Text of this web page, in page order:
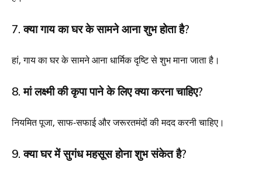
7. क्या गाय का घर के सामने आना शुभ होता है?
हां, गाय का घर के सामने आना धार्मिक दृष्टि से शुभ माना जाता है।
8. मां लक्ष्मी की कृपा पाने के लिए क्या करना चाहिए?
नियमित पूजा, साफ-सफाई और जरूरतमंदों की मदद करनी चाहिए।
9. क्या घर में सुगंध महसूस होना शुभ संकेत है?